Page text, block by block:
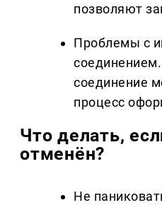
позволяют
Проблемы с
соединение
процесс
Что делать,
отменён?
Не